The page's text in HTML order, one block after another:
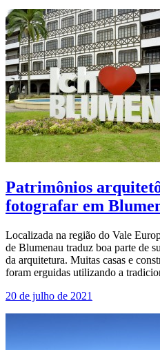
Patrimônios
fotografar em
Localizada na região do Vale
de Blumenau traduz boa parte de
da arquitetura. Muitas casas e
foram erguidas utilizando a
20 de julho de 2021